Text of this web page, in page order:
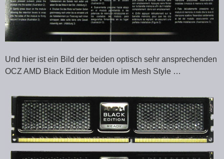
Und hier ist ein Bild der beiden optisch sehr ansprechenden
OCZ AMD Black Edition Module im Mesh Style …